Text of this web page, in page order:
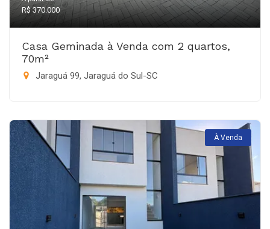
R$ 370.000
Casa Geminada à Venda com 2 quartos,
70m²
Jaraguá 99, Jaraguá do Sul-SC
À Venda